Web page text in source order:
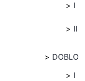
I
II
DOBLO
I